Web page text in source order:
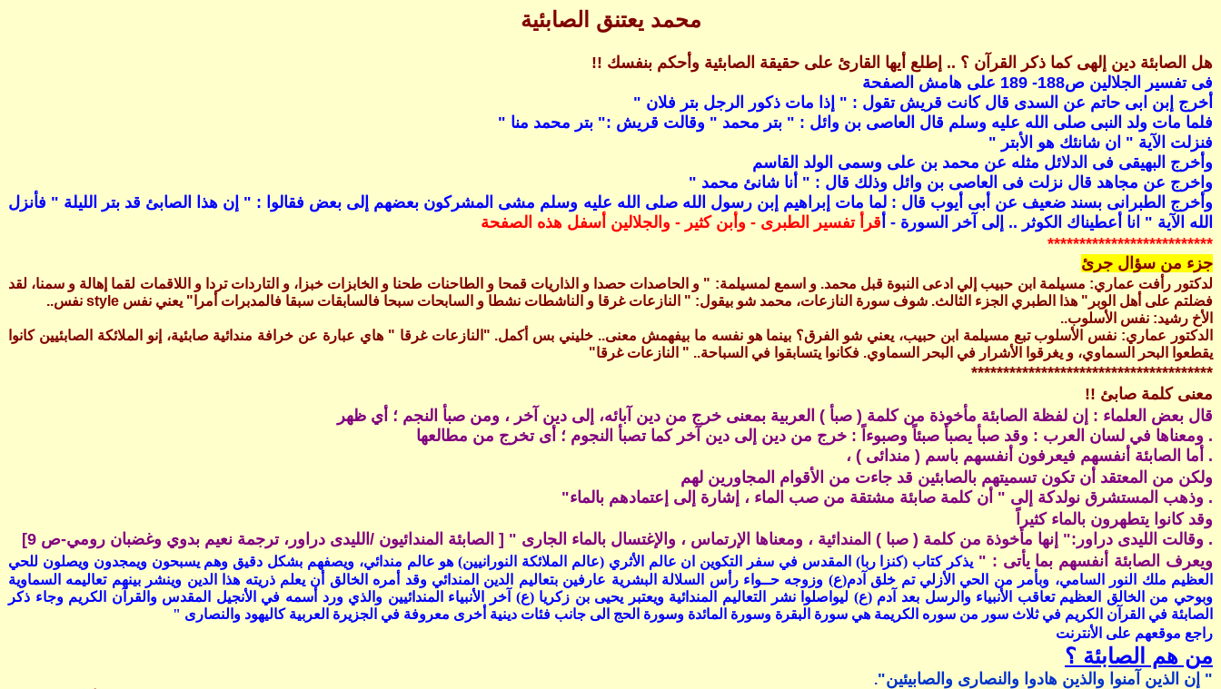
محمد يعتنق الصابئية
هل الصابئة دين إلهى كما ذكر القرآن ؟ .. إطلع أيها القارئ على حقيقة الصابئية وأحكم بنفسك !!
فى تفسير الجلالين ص188- 189 على هامش الصفحة
أخرج إبن ابى حاتم عن السدى قال كانت قريش تقول : " إذا مات ذكور الرجل بتر فلان "
فلما مات ولد النبى صلى الله عليه وسلم قال العاصى بن وائل : " بتر محمد " وقالت قريش :" بتر محمد منا "
فنزلت الآية " ان شانئك هو الأبتر "
وأخرج البهيقى فى الدلائل مثله عن محمد بن على وسمى الولد القاسم
واخرج عن مجاهد قال نزلت فى العاصى بن وائل وذلك قال : " أنا شانئ محمد "
وأخرج الطبرانى بسند ضعيف عن أبى أيوب قال : لما مات إبراهيم إبن رسول الله صلى الله عليه وسلم مشى المشركون بعضهم إلى بعض فقالوا : " إن هذا الصابئ قد بتر الليلة " فأنزل
الله الآية " انا أعطيناك الكوثر .. إلى آخر السورة - أ قرأ تفسير الطبرى - وأبن كثير - والجلالين أسفل هذه الصفحة
**************************
جزء من سؤال جرئ
لدكتور رأفت عماري: مسيلمة ابن حبيب إلي ادعى النبوة قبل محمد. و اسمع لمسيلمة: " و الحاصدات حصدا و الذاريات قمحا و الطاحنات طحنا و الخابزات خبزا، و التاردات تردا و اللاقمات لقما إهالة و سمنا، لقد
فضلتم على أهل الوبر" هذا الطبري الجزء الثالث. شوف سورة النازعات، محمد شو بيقول: " النازعات غرقا و الناشطات نشطا و السابحات سبحا فالسابقات سبقا فالمدبرات أمرا" يعني نفس style نفس..
الأخ رشيد: نفس الأسلوب..
الدكتور عماري: نفس الأسلوب تبع مسيلمة ابن حبيب، يعني شو الفرق؟ بينما هو نفسه ما بيفهمش معنى.. خليني بس أكمل. "النازعات غرقا " هاي عبارة عن خرافة مندائية صابئية، إنو الملائكة الصابئيين كانوا
يقطعوا البحر السماوي، و يغرقوا الأشرار في البحر السماوي. فكانوا يتسابقوا في السباحة.. " النازعات غرقا"
**************************************
معنى كلمة صابئ !!
قال بعض العلماء : إن لفظة الصابئة مأخوذة من كلمة ( صبأ ) العربية بمعنى خرج من دين آبائه، إلى دين آخر ، ومن صبأ النجم ؛ أي ظهر
. ومعناها في لسان العرب : وقد صبأ يصبأ صبئاً وصبوءاً : خرج من دين إلى دين آخر كما تصبأ النجوم ؛ أى تخرج من مطالعها
. أما الصابئة أنفسهم فيعرفون أنفسهم باسم ( مندائى ) ،
ولكن من المعتقد أن تكون تسميتهم بالصابئين قد جاءت من الأقوام المجاورين لهم
. وذهب المستشرق نولدكة إلى " أن كلمة صابئة مشتقة من صب الماء ، إشارة إلى إعتمادهم بالماء"
وقد كانوا يتطهرون بالماء كثيراً
. وقالت الليدى دراور:" إنها مأخوذة من كلمة ( صبا ) المندائية ، ومعناها الإرتماس ، والإغتسال بالماء الجارى " [ الصابئة المندائيون /الليدى دراور، ترجمة نعيم بدوي وغضبان رومي-ص 9]
ويعرف الصابئة أنفسهم بما يأتى : " يذكر كتاب (كنزا ربا) المقدس في سفر التكوين ان عالم الأثري (عالم الملائكة النورانيين) هو عالم مندائي، ويصفهم بشكل دقيق وهم يسبحون ويمجدون ويصلون للحي
العظيم ملك النور السامي، وبأمر من الحي الأزلي تم خلق آدم(ع) وزوجه حــواء رأس السلالة البشرية عارفين بتعاليم الدين المندائي وقد أمره الخالق أن يعلم ذريته هذا الدين وينشر بينهم تعاليمه السماوية
وبوحي من الخالق العظيم تعاقب الأنبياء والرسل بعد آدم (ع) ليواصلوا نشر التعاليم المندائية ويعتبر يحيى بن زكريا (ع) آخر الأنبياء المندائيين والذي ورد أسمه في الأنجيل المقدس والقرآن الكريم وجاء ذكر
الصابئة في القرآن الكريم في ثلاث سور من سوره الكريمة هي سورة البقرة وسورة المائدة وسورة الحج الى جانب فئات دينية أخرى معروفة في الجزيرة العربية كاليهود والنصارى "
راجع موقعهم على الأنترنت
من هم الصابئة ؟
" إن الذين آمنوا والذين هادوا والنصارى والصابيئين".